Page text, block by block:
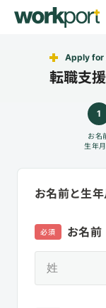
Apply for
転職支
1
お名
生年
お名前と生年
お名前
必須